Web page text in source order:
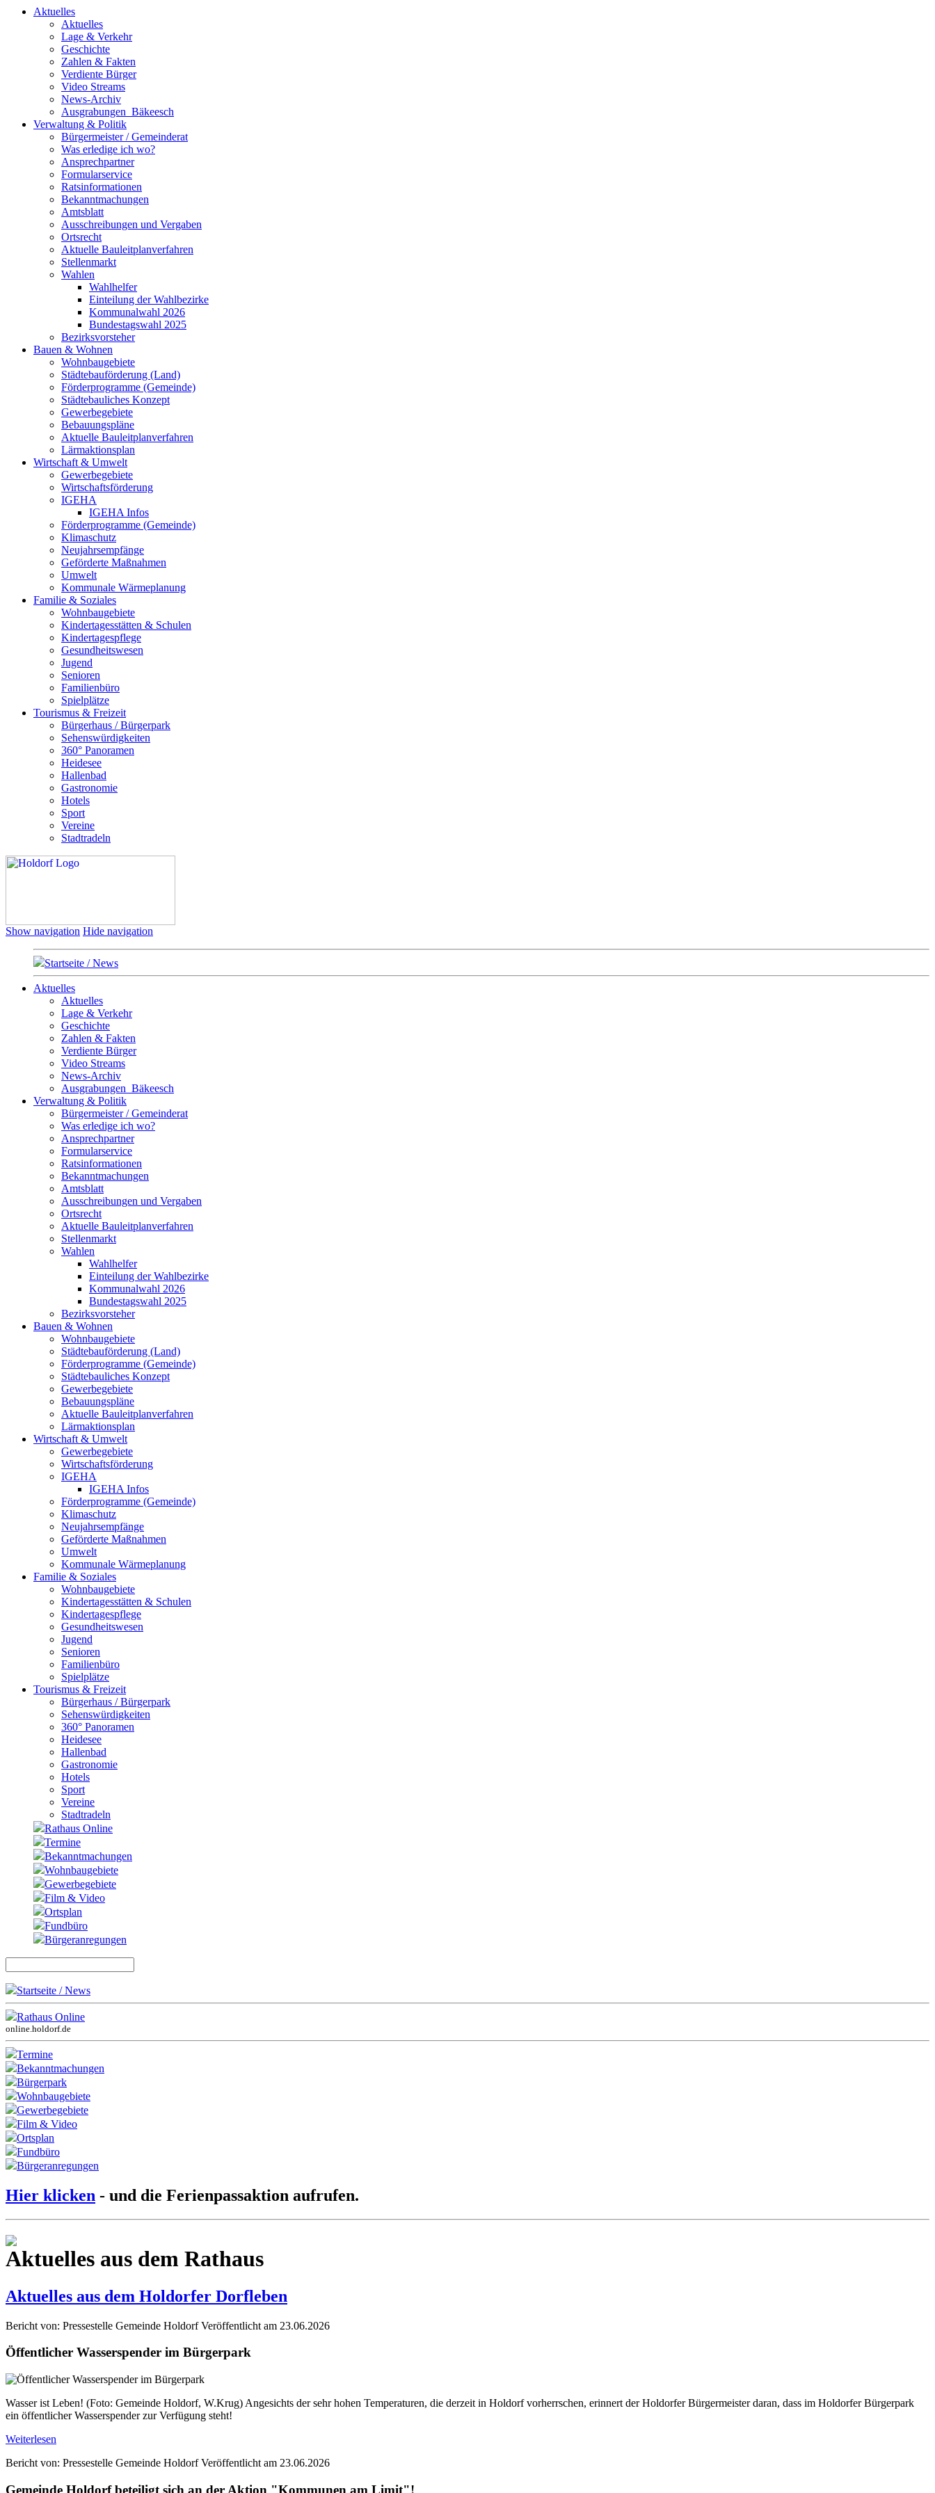
Aktuelles
Aktuelles
Lage & Verkehr
Geschichte
Zahlen & Fakten
Verdiente Bürger
Video Streams
News-Archiv
Ausgrabungen_Bäkeesch
Verwaltung & Politik
Bürgermeister / Gemeinderat
Was erledige ich wo?
Ansprechpartner
Formularservice
Ratsinformationen
Bekanntmachungen
Amtsblatt
Ausschreibungen und Vergaben
Ortsrecht
Aktuelle Bauleitplanverfahren
Stellenmarkt
Wahlen
Wahlhelfer
Einteilung der Wahlbezirke
Kommunalwahl 2026
Bundestagswahl 2025
Bezirksvorsteher
Bauen & Wohnen
Wohnbaugebiete
Städtebauförderung (Land)
Förderprogramme (Gemeinde)
Städtebauliches Konzept
Gewerbegebiete
Bebauungspläne
Aktuelle Bauleitplanverfahren
Lärmaktionsplan
Wirtschaft & Umwelt
Gewerbegebiete
Wirtschaftsförderung
IGEHA
IGEHA Infos
Förderprogramme (Gemeinde)
Klimaschutz
Neujahrsempfänge
Geförderte Maßnahmen
Umwelt
Kommunale Wärmeplanung
Familie & Soziales
Wohnbaugebiete
Kindertagesstätten & Schulen
Kindertagespflege
Gesundheitswesen
Jugend
Senioren
Familienbüro
Spielplätze
Tourismus & Freizeit
Bürgerhaus / Bürgerpark
Sehenswürdigkeiten
360° Panoramen
Heidesee
Hallenbad
Gastronomie
Hotels
Sport
Vereine
Stadtradeln
Show navigation Hide navigation
Startseite / News
Aktuelles
Aktuelles
Lage & Verkehr
Geschichte
Zahlen & Fakten
Verdiente Bürger
Video Streams
News-Archiv
Ausgrabungen_Bäkeesch
Verwaltung & Politik
Bürgermeister / Gemeinderat
Was erledige ich wo?
Ansprechpartner
Formularservice
Ratsinformationen
Bekanntmachungen
Amtsblatt
Ausschreibungen und Vergaben
Ortsrecht
Aktuelle Bauleitplanverfahren
Stellenmarkt
Wahlen
Wahlhelfer
Einteilung der Wahlbezirke
Kommunalwahl 2026
Bundestagswahl 2025
Bezirksvorsteher
Bauen & Wohnen
Wohnbaugebiete
Städtebauförderung (Land)
Förderprogramme (Gemeinde)
Städtebauliches Konzept
Gewerbegebiete
Bebauungspläne
Aktuelle Bauleitplanverfahren
Lärmaktionsplan
Wirtschaft & Umwelt
Gewerbegebiete
Wirtschaftsförderung
IGEHA
IGEHA Infos
Förderprogramme (Gemeinde)
Klimaschutz
Neujahrsempfänge
Geförderte Maßnahmen
Umwelt
Kommunale Wärmeplanung
Familie & Soziales
Wohnbaugebiete
Kindertagesstätten & Schulen
Kindertagespflege
Gesundheitswesen
Jugend
Senioren
Familienbüro
Spielplätze
Tourismus & Freizeit
Bürgerhaus / Bürgerpark
Sehenswürdigkeiten
360° Panoramen
Heidesee
Hallenbad
Gastronomie
Hotels
Sport
Vereine
Stadtradeln
Rathaus Online
Termine
Bekanntmachungen
Wohnbaugebiete
Gewerbegebiete
Film & Video
Ortsplan
Fundbüro
Bürgeranregungen
Startseite / News
Rathaus Online
online.holdorf.de
Termine
Bekanntmachungen
Bürgerpark
Wohnbaugebiete
Gewerbegebiete
Film & Video
Ortsplan
Fundbüro
Bürgeranregungen
Hier klicken - und die Ferienpassaktion aufrufen.
Aktuelles aus dem Rathaus
Aktuelles aus dem Holdorfer Dorfleben
Bericht von: Pressestelle Gemeinde Holdorf Veröffentlicht am 23.06.2026
Öffentlicher Wasserspender im Bürgerpark
Wasser ist Leben! (Foto: Gemeinde Holdorf, W.Krug) Angesichts der sehr hohen Temperaturen, die derzeit in Holdorf vorherrschen, erinnert der Holdorfer Bürgermeister daran, dass im Holdorfer Bürgerpark
ein öffentlicher Wasserspender zur Verfügung steht!
Weiterlesen
Bericht von: Pressestelle Gemeinde Holdorf Veröffentlicht am 23.06.2026
Gemeinde Holdorf beteiligt sich an der Aktion "Kommunen am Limit"!